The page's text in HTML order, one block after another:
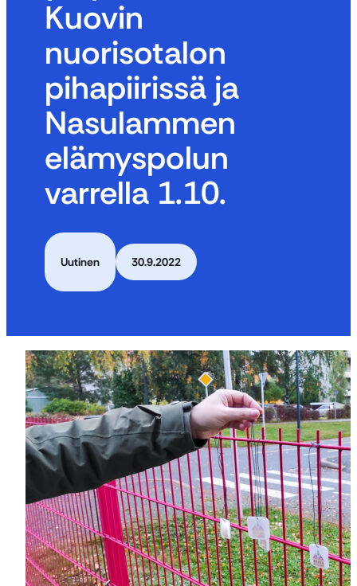
Kuovin
nuorisotalon
pihapiirissä ja
Nasulammen
elämyspolun
varrella 1.10.
Uutinen 30.9.2022